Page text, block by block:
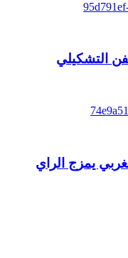
التشكيلي
يمزج الراي